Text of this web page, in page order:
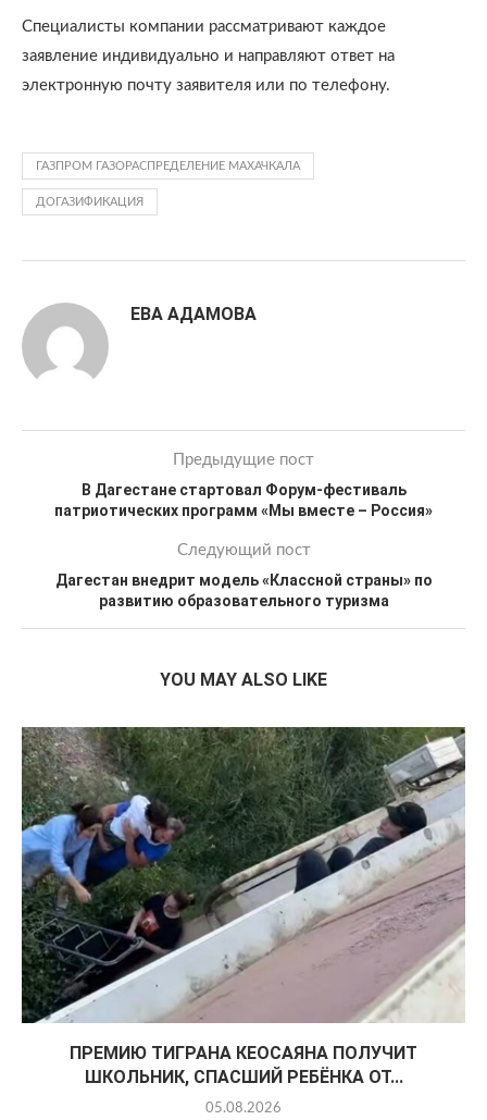
Специалисты компании рассматривают каждое
заявление индивидуально и направляют ответ на
электронную почту заявителя или по телефону.
ГАЗПРОМ ГАЗОРАСПРЕДЕЛЕНИЕ МАХАЧКАЛА
ДОГАЗИФИКАЦИЯ
ЕВА АДАМОВА
Предыдущие пост
В Дагестане стартовал Форум-фестиваль
патриотических программ «Мы вместе – Россия»
Следующий пост
Дагестан внедрит модель «Классной страны» по
развитию образовательного туризма
YOU MAY ALSO LIKE
ПРЕМИЮ ТИГРАНА КЕОСАЯНА ПОЛУЧИТ
ШКОЛЬНИК, СПАСШИЙ РЕБЁНКА ОТ...
05.08.2026